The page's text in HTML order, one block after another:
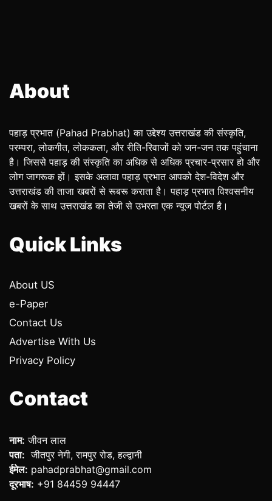
About
पहाड़ प्रभात (Pahad Prabhat) का उद्देश्य उत्तराखंड की संस्कृति,
परम्परा, लोकगीत, लोककला, और रीति-रिवाजों को जन-जन तक पहुंचाना
है। जिससे पहाड़ की संस्कृति का अधिक से अधिक प्रचार-प्रसार हो और
लोग जागरूक हों। इसके अलावा पहाड़ प्रभात आपको देश-विदेश और
उत्तराखंड की ताजा खबरों से रूबरू कराता है। पहाड़ प्रभात विश्वसनीय
खबरों के साथ उत्तराखंड का तेजी से उभरता एक न्यूज पोर्टल है।
Quick Links
About US
e-Paper
Contact Us
Advertise With Us
Privacy Policy
Contact
नाम: जीवन लाल
पता: जीतपुर नेगी, रामपुर रोड, हल्द्वानी
ईमेल: pahadprabhat@gmail.com
दूरभाष: +91 84459 94447